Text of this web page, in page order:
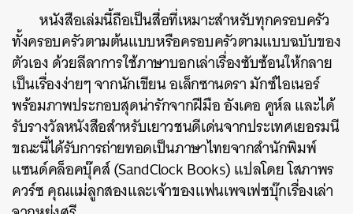
หนังสือเล่มนี้ถือเป็นสื่อที่เหมาะสำหรับทุกครอบครัว
ทั้งครอบครัวตามต้นแบบหรือครอบครัวตามแบบฉบับของ
ตัวเอง ด้วยลีลาการใช้ภาษาบอกเล่าเรื่องซับซ้อนให้กลาย
เป็นเรื่องง่ายๆ จากนักเขียน อเล็กซานดรา มักซ์ไอเนอร์
พร้อมภาพประกอบสุดน่ารักจากฝีมือ อังเคอ คูห์ล และได้
รับรางวัลหนังสือสำหรับเยาวชนดีเด่นจากประเทศเยอรมนี
ขณะนี้ได้รับการถ่ายทอดเป็นภาษาไทยจากสำนักพิมพ์
แซนด์คล็อคบุ๊คส์ (SandClock Books) แปลโดย โสภาพร
ควร์ซ คุณแม่ลูกสองและเจ้าของแฟนเพจเฟซบุ๊กเรื่องเล่า